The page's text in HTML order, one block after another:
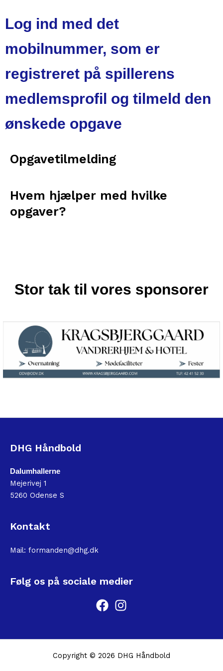
Log ind med det
mobilnummer, som er
registreret på spillerens
medlemsprofil og tilmeld den
ønskede opgave
Opgavetilmelding
Hvem hjælper med hvilke
opgaver?​​
Stor tak til vores sponsorer
DHG Håndbold
Dalumhallerne
Mejerivej 1
5260 Odense S
Kontakt
Mail: formanden@dhg.dk
Følg os på sociale medier
Copyright © 2026 DHG Håndbold